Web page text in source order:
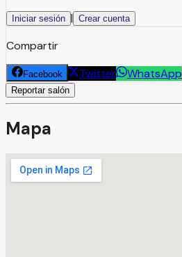
Iniciar sesión | Crear cuenta
Compartir
Facebook Twitter WhatsApp
Reportar salón
Mapa